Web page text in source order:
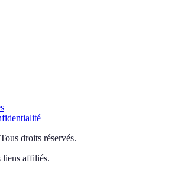
Tous droits réservés.
liens affiliés.